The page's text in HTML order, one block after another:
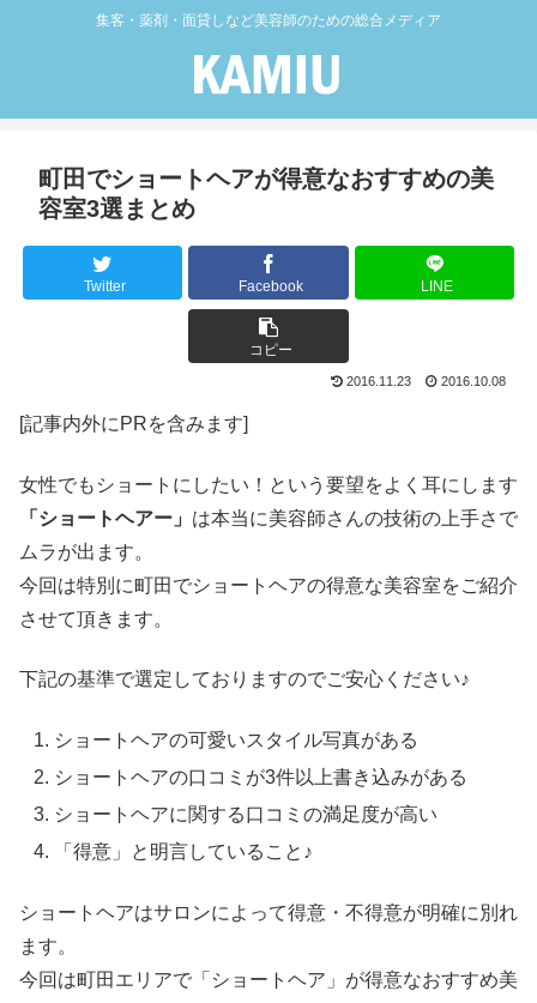
集客・薬剤・面貸しなど美容師のための総合メディア
町田でショートヘアが得意なおすすめの美
容室3選まとめ
Twitter Facebook LINE
コピー
2016.11.23 2016.10.08
[記事内外にPRを含みます]
女性でもショートにしたい！という要望をよく耳にします
「ショートヘアー」 は本当に美容師さんの技術の上手さで
ムラが出ます。
今回は特別に町田でショートヘアの得意な美容室をご紹介
させて頂きます。
下記の基準で選定しておりますのでご安心ください♪
ショートヘアの可愛いスタイル写真がある
ショートヘアの口コミが3件以上書き込みがある
ショートヘアに関する口コミの満足度が高い
「得意」と明言していること♪
ショートヘアはサロンによって得意・不得意が明確に別れ
ます。
今回は町田エリアで「ショートヘア」が得意なおすすめ美